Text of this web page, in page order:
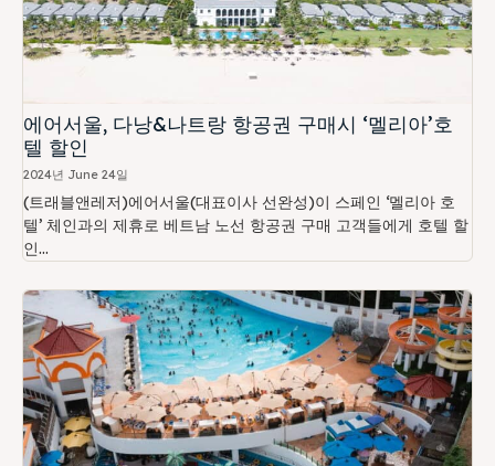
에어서울, 다낭&나트랑 항공권 구매시 ‘멜리아’호
텔 할인
2024년 June 24일
(트래블앤레저)에어서울(대표이사 선완성)이 스페인 ‘멜리아 호
텔’ 체인과의 제휴로 베트남 노선 항공권 구매 고객들에게 호텔 할
인...